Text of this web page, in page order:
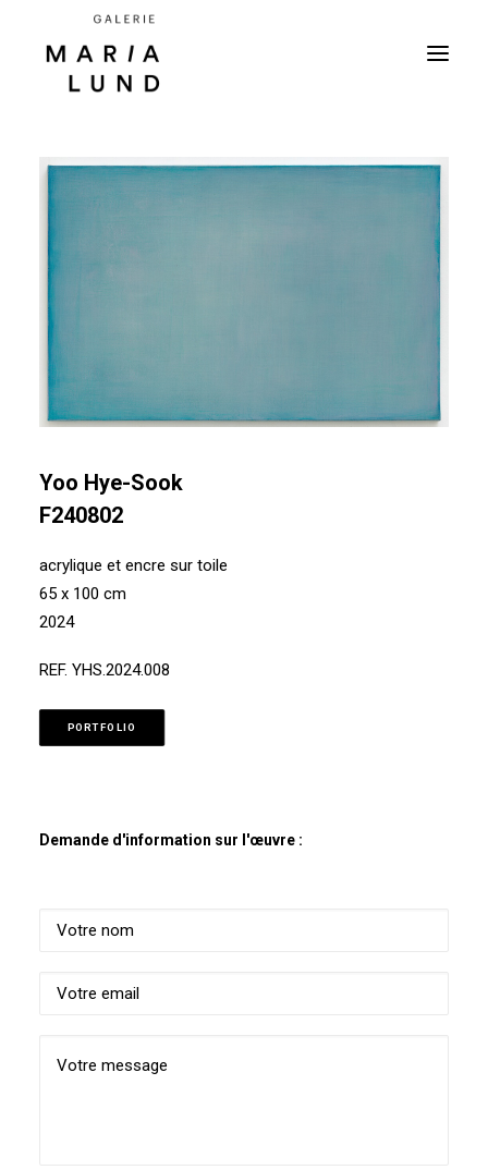
Yoo Hye-Sook
F240802
acrylique et encre sur toile
65 x 100 cm
2024
REF. YHS.2024.008
PORTFOLIO
Demande d'information sur l'œuvre :